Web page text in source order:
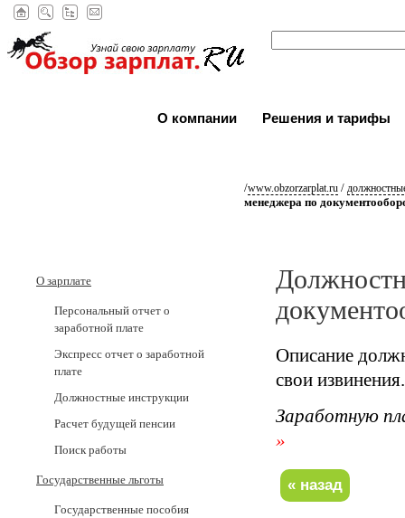
О компании Решения и тарифы
/www.obzorzarplat.ru /
менеджера по
О зарплате
Персональный отчет о
заработной плате
Экспресс отчет о заработной
плате
Должностные инструкции
Расчет будущей пенсии
Поиск работы
Государственные льготы
Государственные пособия
Описание
свои извинения.
Заработную
»